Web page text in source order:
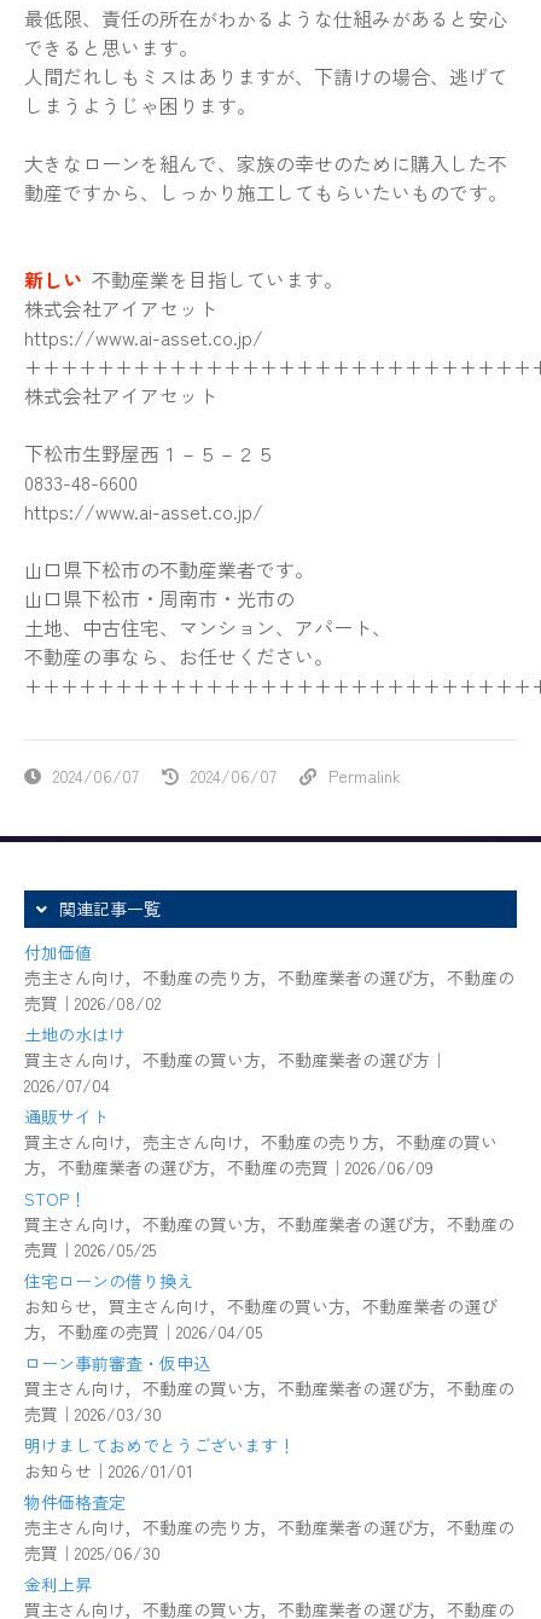
最低限、責任の所在がわかるような仕組みがあると安心
できると思います。
人間だれしもミスはありますが、下請けの場合、逃げて
しまうようじゃ困ります。
大きなローンを組んで、家族の幸せのために購入した不
動産ですから、しっかり施工してもらいたいものです。
新しい 不動産業を目指しています。
株式会社アイアセット
https://www.ai-asset.co.jp/
株式会社アイアセット
下松市生野屋西１－５－２５
0833-48-6600
https://www.ai-asset.co.jp/
山口県下松市の不動産業者です。
山口県下松市・周南市・光市の
土地、中古住宅、マンション、アパート、
不動産の事なら、お任せください。
2024/06/07 2024/06/07 Permalink
関連記事一覧
付加価値
売主さん向け，不動産の売り方，不動産業者の選び方，不動産の
売買｜2026/08/02
土地の水はけ
買主さん向け，不動産の買い方，不動産業者の選び方｜
2026/07/04
通販サイト
買主さん向け，売主さん向け，不動産の売り方，不動産の買い
方，不動産業者の選び方，不動産の売買｜2026/06/09
STOP！
買主さん向け，不動産の買い方，不動産業者の選び方，不動産の
売買｜2026/05/25
住宅ローンの借り換え
お知らせ，買主さん向け，不動産の買い方，不動産業者の選び
方，不動産の売買｜2026/04/05
ローン事前審査・仮申込
買主さん向け，不動産の買い方，不動産業者の選び方，不動産の
売買｜2026/03/30
明けましておめでとうございます！
お知らせ｜2026/01/01
物件価格査定
売主さん向け，不動産の売り方，不動産業者の選び方，不動産の
売買｜2025/06/30
金利上昇
買主さん向け，不動産の買い方，不動産業者の選び方，不動産の